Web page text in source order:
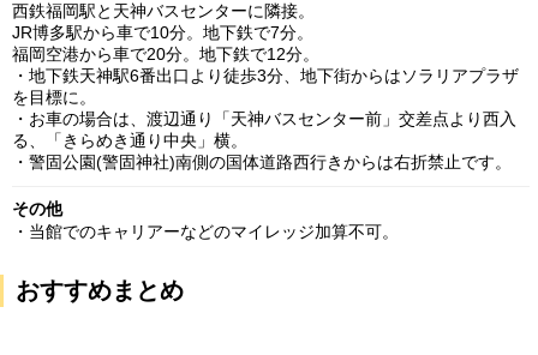
西鉄福岡駅と天神バスセンターに隣接。
JR博多駅から車で10分。地下鉄で7分。
福岡空港から車で20分。地下鉄で12分。
・地下鉄天神駅6番出口より徒歩3分、地下街からはソラリアプラザ
を目標に。
・お車の場合は、渡辺通り「天神バスセンター前」交差点より西入
る、「きらめき通り中央」横。
・警固公園(警固神社)南側の国体道路西行きからは右折禁止です。
その他
・当館でのキャリアーなどのマイレッジ加算不可。
おすすめまとめ